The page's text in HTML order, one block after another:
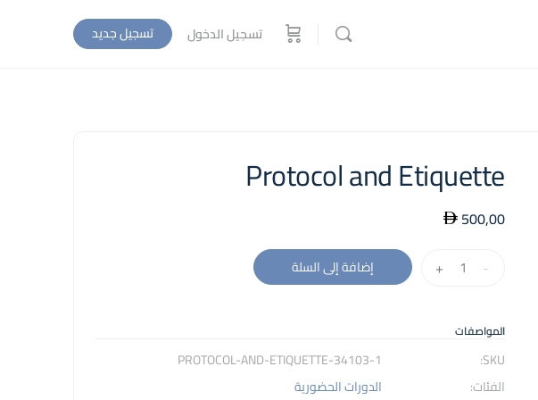
تسجيل الدخول تسجيل جديد
Protocol and Etiquette
500,00
Etiquette
-
+ إضافة إلى السلة
المواصفات
SKU:
34103-1-PROTOCOL-AND-ETIQUETTE
الفئات:
الدورات الحضورية